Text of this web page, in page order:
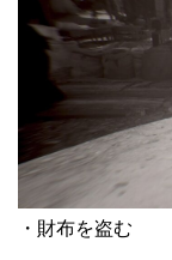
・財布を盗む